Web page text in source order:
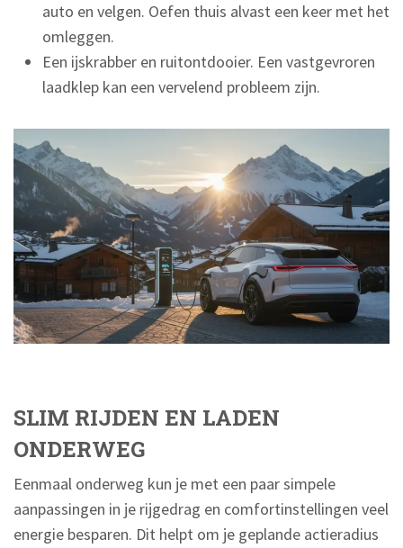
auto en velgen. Oefen thuis alvast een keer met het
omleggen.
Een ijskrabber en ruitontdooier. Een vastgevroren
laadklep kan een vervelend probleem zijn.
SLIM RIJDEN EN LADEN
ONDERWEG
Eenmaal onderweg kun je met een paar simpele
aanpassingen in je rijgedrag en comfortinstellingen veel
energie besparen. Dit helpt om je geplande actieradius